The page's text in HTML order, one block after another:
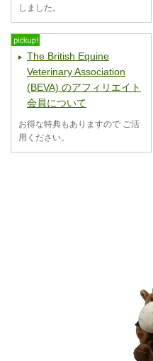
しました。
The British Equine
Veterinary Association
(BEVA) のアフィリエイト
会員について
お得な特典もありますので ご活
用ください。